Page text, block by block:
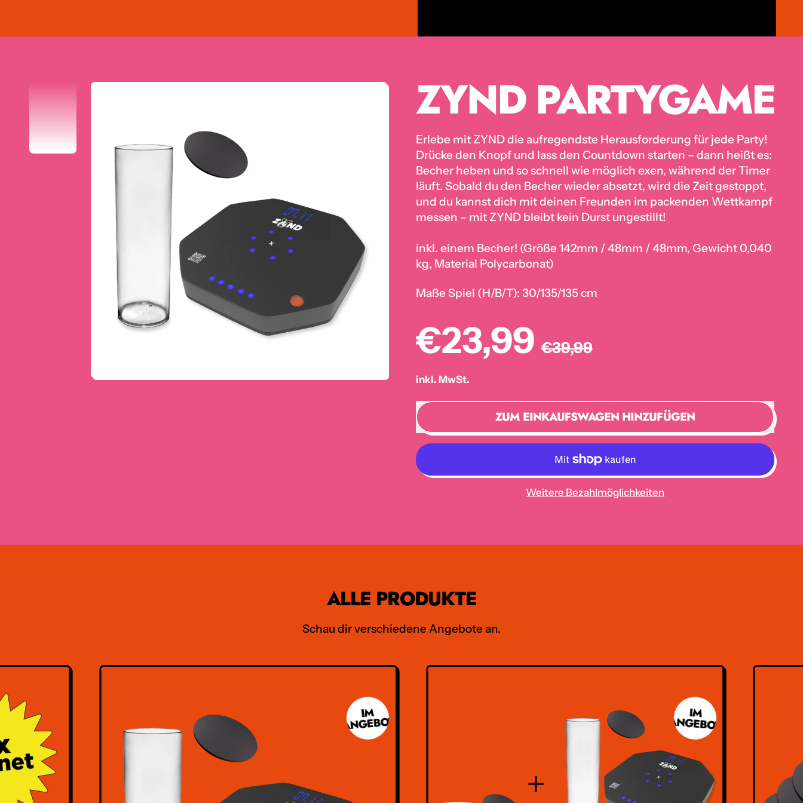
ZYND PARTYGAME
Erlebe mit ZYND die aufregendste Herausforderung für jede Party!
Drücke den Knopf und lass den Countdown starten – dann heißt es:
Becher heben und so schnell wie möglich exen, während der Timer
läuft. Sobald du den Becher wieder absetzt, wird die Zeit gestoppt,
und du kannst dich mit deinen Freunden im packenden Wettkampf
messen – mit ZYND bleibt kein Durst ungestillt!
inkl. einem Becher! (Größe 142mm / 48mm / 48mm, Gewicht 0,040
kg, Material Polycarbonat)
Maße Spiel (H/B/T): 30/135/135 cm
Normaler Preis
€23,99€39,99
inkl. MwSt.
ZUM EINKAUFSWAGEN HINZUFÜGEN
Weitere Bezahlmöglichkeiten
ALLE PRODUKTE
Schau dir verschiedene Angebote an.
IM
ANGEBOT
IM
ANGEBOT